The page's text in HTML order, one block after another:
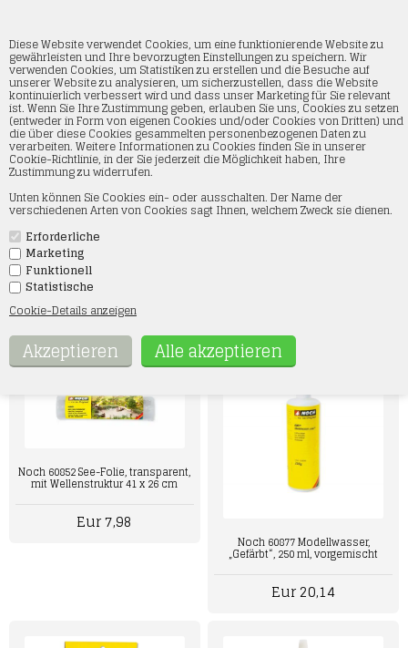
Diese Website verwendet Cookies, um eine funktionierende Website zu
gewährleisten und Ihre bevorzugten Einstellungen zu speichern. Wir
verwenden Cookies, um Statistiken zu erstellen und die Besuche auf
unserer Website zu analysieren, um sicherzustellen, dass die Website
kontinuierlich verbessert wird und dass unser Marketing für Sie relevant
ist. Wenn Sie Ihre Zustimmung geben, erlauben Sie uns, Cookies zu setzen
(entweder in Form von eigenen Cookies und/oder Cookies von Dritten) und
die über diese Cookies gesammelten personenbezogenen Daten zu
verarbeiten. Weitere Informationen zu Cookies finden Sie in unserer
Cookie-Richtlinie, in der Sie jederzeit die Möglichkeit haben, Ihre
Zustimmung zu widerrufen.
Unten können Sie Cookies ein- oder ausschalten. Der Name der
verschiedenen Arten von Cookies sagt Ihnen, welchem Zweck sie dienen.
Erforderliche
Marketing
Funktionell
Statistische
Cookie-Details anzeigen
Kleber usw.
Startseite»Landschaft»Noch»Kleber usw.
Hier in unserem Webshop und in unserem Geschäft in Skjern
finden Sie unsere große Auswahl an Noch-Klebstoffen,
Grassmasters und Patinierungsmaterialien. Noch bietet
Klebstoffe für viele Zwecke an, ob für Gras, Gleisschotter oder
zum Verkleben von Gebäuden. Noch Grassmasters sind in
verschiedenen Kategorien und Preisklassen erhältlich und eignen
sich für jeden – vom Anfänger mit kleinen Gleisen über den
professionellen Dioramenbauer bis hin zum Modelleisenbahn-
Enthusiasten.
Wenn Sie etwas Bestimmtes suchen oder Fragen haben,
kontaktieren Sie uns gerne per E-Mail: kontakt@smtmodeltog.dk
Noch 60852 See-Folie, transparent,
mit Wellenstruktur 41 x 26 cm
Eur 7,98
Noch 60877 Modellwasser,
„Gefärbt“, 250 ml, vorgemischt
Eur 20,14